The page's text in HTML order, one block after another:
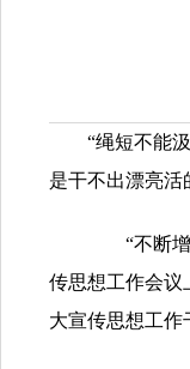
“绳短不能
是干不出漂亮活
“不断增
传思想工作会议
大宣传思想工作